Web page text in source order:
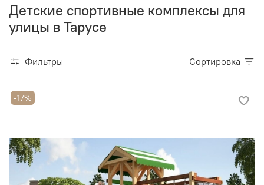
Детские спортивные комплексы для
улицы в Тарусе
Фильтры Сортировка
-17%